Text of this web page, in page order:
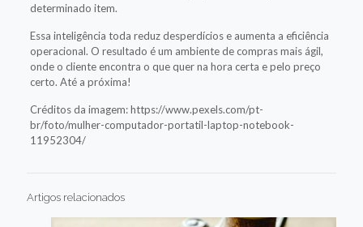
determinado item.
Essa inteligência toda reduz desperdícios e aumenta a eficiência
operacional. O resultado é um ambiente de compras mais ágil,
onde o cliente encontra o que quer na hora certa e pelo preço
certo. Até a próxima!
Créditos da imagem: https://www.pexels.com/pt-
br/foto/mulher-computador-portatil-laptop-notebook-
11952304/
Artigos relacionados